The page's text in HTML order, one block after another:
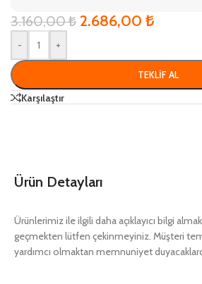
3.160,00₺ 2.686,00 ₺
- +
TEKLIF AL
Karşılaştır
Ürün Detayları
Ürünlerimiz ile ilgili daha açıklayıcı bilgi
geçmekten lütfen çekinmeyiniz. Müşteri
yardımcı olmaktan memnuniyet